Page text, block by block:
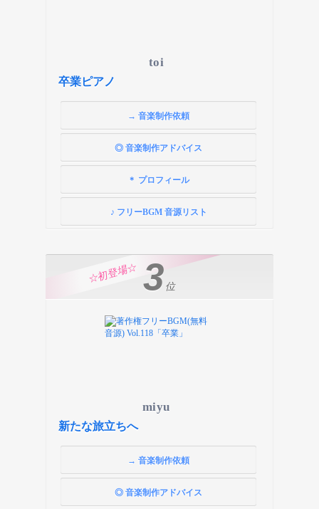
toi
卒業ピアノ
→ 音楽制作依頼
◎ 音楽制作アドバイス
＊ プロフィール
♪ フリーBGM 音源リスト
3位
☆初登場☆
miyu
新たな旅立ちへ
→ 音楽制作依頼
◎ 音楽制作アドバイス